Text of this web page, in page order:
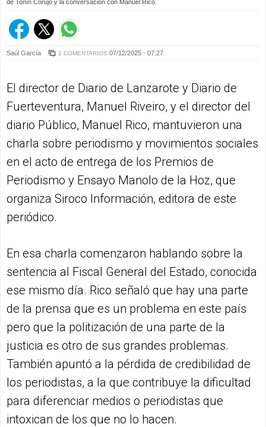
de Toñín Corujo y la conversación con Manuel Rico.
Saúl García 1 COMENTARIOS 07/12/2025 - 07:27
El director de Diario de Lanzarote y Diario de
Fuerteventura, Manuel Riveiro, y el director del
diario Público, Manuel Rico, mantuvieron una
charla sobre periodismo y movimientos sociales
en el acto de entrega de los Premios de
Periodismo y Ensayo Manolo de la Hoz, que
organiza Siroco Información, editora de este
periódico.
En esa charla comenzaron hablando sobre la
sentencia al Fiscal General del Estado, conocida
ese mismo día. Rico señaló que hay una parte
de la prensa que es un problema en este país
pero que la politización de una parte de la
justicia es otro de sus grandes problemas.
También apuntó a la pérdida de credibilidad de
los periodistas, a la que contribuye la dificultad
para diferenciar medios o periodistas que
intoxican de los que no lo hacen.